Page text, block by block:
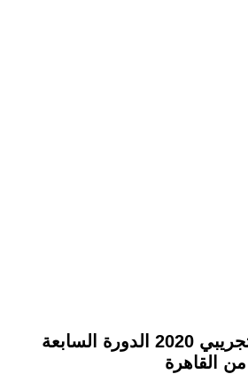
مهرجان المسرح التجريبي 2020 الدورة السابعة
القاهرة